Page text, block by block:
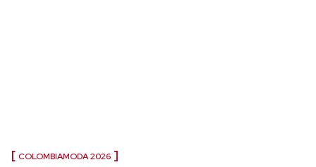
COLOMBIAMODA 2026